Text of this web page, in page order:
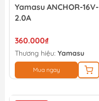
Yamasu ANCHOR-16V-
2.0A
360.000₫
Thương hiệu: Yamasu
Mua ngay